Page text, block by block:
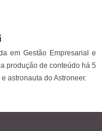
em Gestão Empresarial e
produção de conteúdo há 5
astronauta do Astroneer.